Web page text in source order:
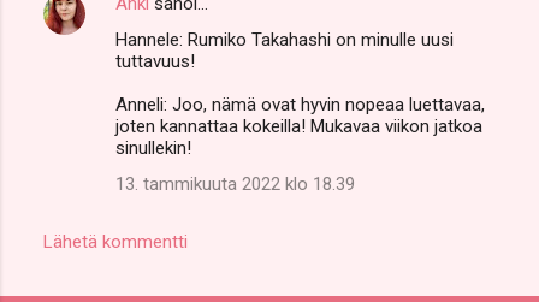
Hannele: Rumiko Takahashi on minulle uusi
tuttavuus!
Anneli: Joo, nämä ovat hyvin nopeaa luettavaa,
joten kannattaa kokeilla! Mukavaa viikon jatkoa
sinullekin!
13. tammikuuta 2022 klo 18.39
Lähetä kommentti